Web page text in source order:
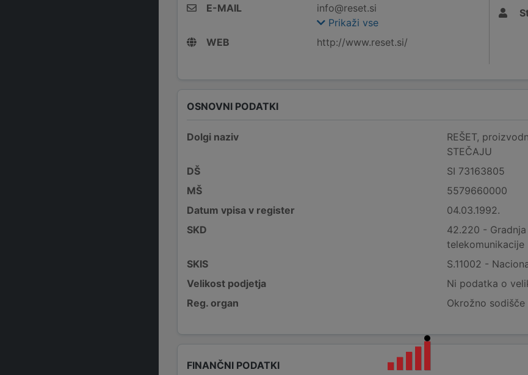
E-MAIL
info@reset.si
Prikaži vse
WEB
http://www.reset.si/
OSNOVNI PODATKI
Dolgi naziv
REŠET,
STEČAJU
DŠ
SI 73163805
MŠ
5579660000
Datum vpisa v register
04.03.1992.
SKD
42.220 -
telekomunikacije
SKIS
S.11002 -
Velikost podjetja
Ni podatka o
Reg. organ
Okrožno sodišče
FINANČNI PODATKI